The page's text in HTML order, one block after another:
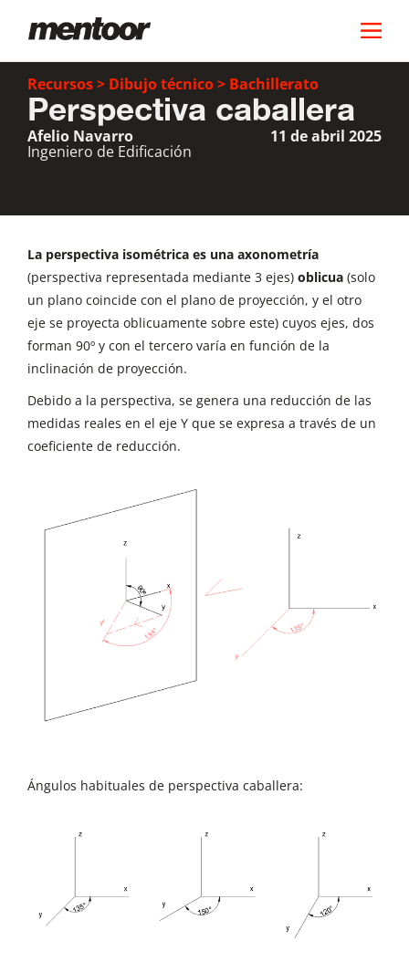
Recursos> Dibujo técnico> Bachillerato
Perspectiva caballera
Afelio Navarro
Ingeniero de Edificación
11 de abril 2025
La perspectiva isométrica es una axonometría
(perspectiva representada mediante 3 ejes) oblicua (solo
un plano coincide con el plano de proyección, y el otro
eje se proyecta oblicuamente sobre este) cuyos ejes, dos
forman 90º y con el tercero varía en función de la
inclinación de proyección.
Debido a la perspectiva, se genera una reducción de las
medidas reales en el eje Y que se expresa a través de un
coeficiente de reducción.
Ángulos habituales de perspectiva caballera: